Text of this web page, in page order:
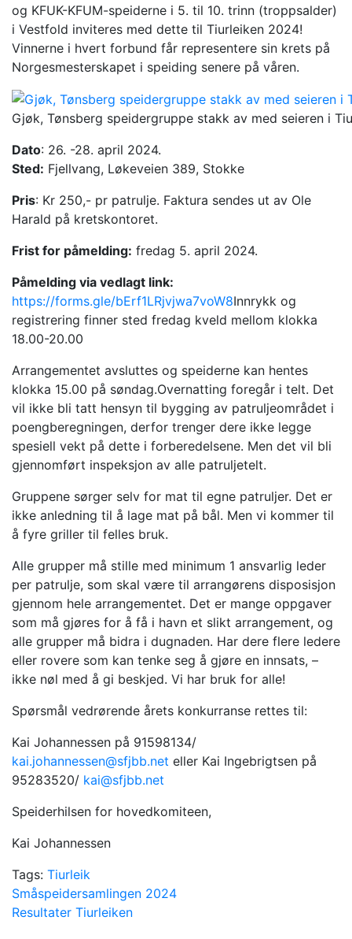
og KFUK-KFUM-speiderne i 5. til 10. trinn (troppsalder)
i Vestfold inviteres med dette til Tiurleiken 2024!
Vinnerne i hvert forbund får representere sin krets på
Norgesmesterskapet i speiding senere på våren.
Gjøk, Tønsberg speidergruppe stakk av med seieren i
Dato: 26. -28. april 2024.
Sted: Fjellvang, Løkeveien 389, Stokke
Pris: Kr 250,- pr patrulje. Faktura sendes ut av Ole
Harald på kretskontoret.
Frist for påmelding: fredag 5. april 2024.
Påmelding via vedlagt link:
https://forms.gle/bErf1LRjvjwa7voW8Innrykk og
registrering finner sted fredag kveld mellom klokka
18.00-20.00
Arrangementet avsluttes og speiderne kan hentes
klokka 15.00 på søndag.Overnatting foregår i telt. Det
vil ikke bli tatt hensyn til bygging av patruljeområdet i
poengberegningen, derfor trenger dere ikke legge
spesiell vekt på dette i forberedelsene. Men det vil bli
gjennomført inspeksjon av alle patruljetelt.
Gruppene sørger selv for mat til egne patruljer. Det er
ikke anledning til å lage mat på bål. Men vi kommer til
å fyre griller til felles bruk.
Alle grupper må stille med minimum 1 ansvarlig leder
per patrulje, som skal være til arrangørens disposisjon
gjennom hele arrangementet. Det er mange oppgaver
som må gjøres for å få i havn et slikt arrangement, og
alle grupper må bidra i dugnaden. Har dere flere ledere
eller rovere som kan tenke seg å gjøre en innsats, –
ikke nøl med å gi beskjed. Vi har bruk for alle!
Spørsmål vedrørende årets konkurranse rettes til:
Kai Johannessen på 91598134/
kai.johannessen@sfjbb.net eller Kai Ingebrigtsen på
95283520/ kai@sfjbb.net
Speiderhilsen for hovedkomiteen,
Kai Johannessen
Tags: Tiurleik
Innleggsnavigasjon
Småspeidersamlingen 2024
Resultater Tiurleiken